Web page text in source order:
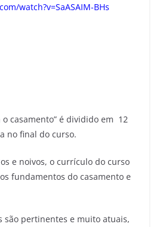
watch?v=SaASAIM-BHs
o casamento” é dividido em 12
no final do curso.
e noivos, o currículo do curso
fundamentos do casamento e
são pertinentes e muito atuais,